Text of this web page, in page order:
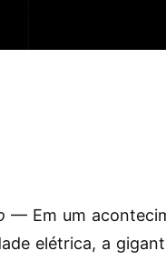
— Em um
elétrica, a